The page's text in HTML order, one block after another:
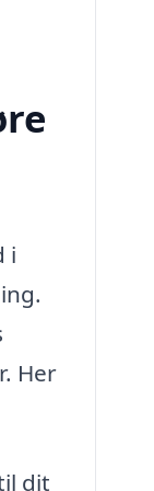
i
Her
dit